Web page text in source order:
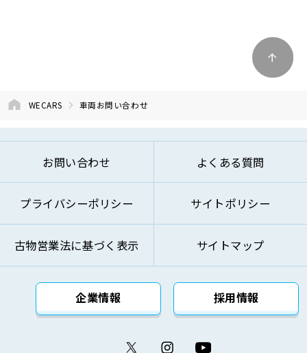
④商品およびサービスの改善、企画、研究お
⑤お問い合わせへのご対応およびお客様への
⑦本基本方針記載の方法により第三者に対し
て提供するため
⑧その他自動車関連業およびこれらに付帯・
関連するサービスの提供のため
上記の利用目的を変更する場合には、変更後の利用
目的が変更前の利用目的と相当の関連性を有すると
合理的に認められる範囲においてのみ変更を行い、
その内容をご本人に対し、原則として書面等（電磁
的記録を含みます。）により通知し、または弊社の
ウェブサイト等により公表します。
WECARS 車両お問い合わせ
お問い合わせ よくある質問
プライバシーポリシー サイトポリシー
古物営業法に基づく表示 サイトマップ
企業情報 採用情報